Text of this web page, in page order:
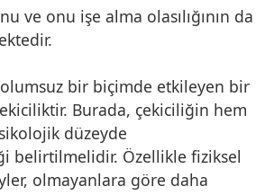
ve onu işe alma olasılığının da
bir biçimde etkileyen bir
Burada, çekiciliğin hem
düzeyde
belirtilmelidir. Özellikle fiziksel
olmayanlara göre daha